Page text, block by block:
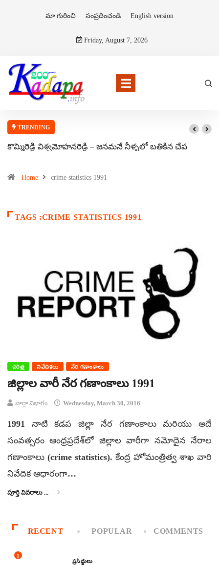
మా గురించి సంప్రదించండి English version
Friday, August 7, 2026
TRENDING
కొమ్మిరెడ్డి విశ్వమోహనరెడ్డి – జనమనే నీళ్ళలో బతికిన చేప
Home crime statistics 1991
TAGS :CRIME STATISTICS 1991
చరిత్ర నివేదికలు నేర గణాంకాలు
జిల్లాల వారీ నేర గణాంకాలు 1991
వార్తా విభాగం Wednesday, March 30, 2016
1991 నాటి కడప జిల్లా నేర గణాంకాలు మరియు అదే
సంవత్సరం ఆంధ్రప్రదేశ్‌లో జిల్లాల వారీగా నమోదైన నేరాల
గణాంకాలు (crime statistics). కేంద్ర హోమంత్రిత్వ శాఖ వారి
నివేదిక ఆధారంగా…
పూర్తి వివరాలు ...
RECENT POPULAR COMMENTS
1
ప్రసిద్ధులు